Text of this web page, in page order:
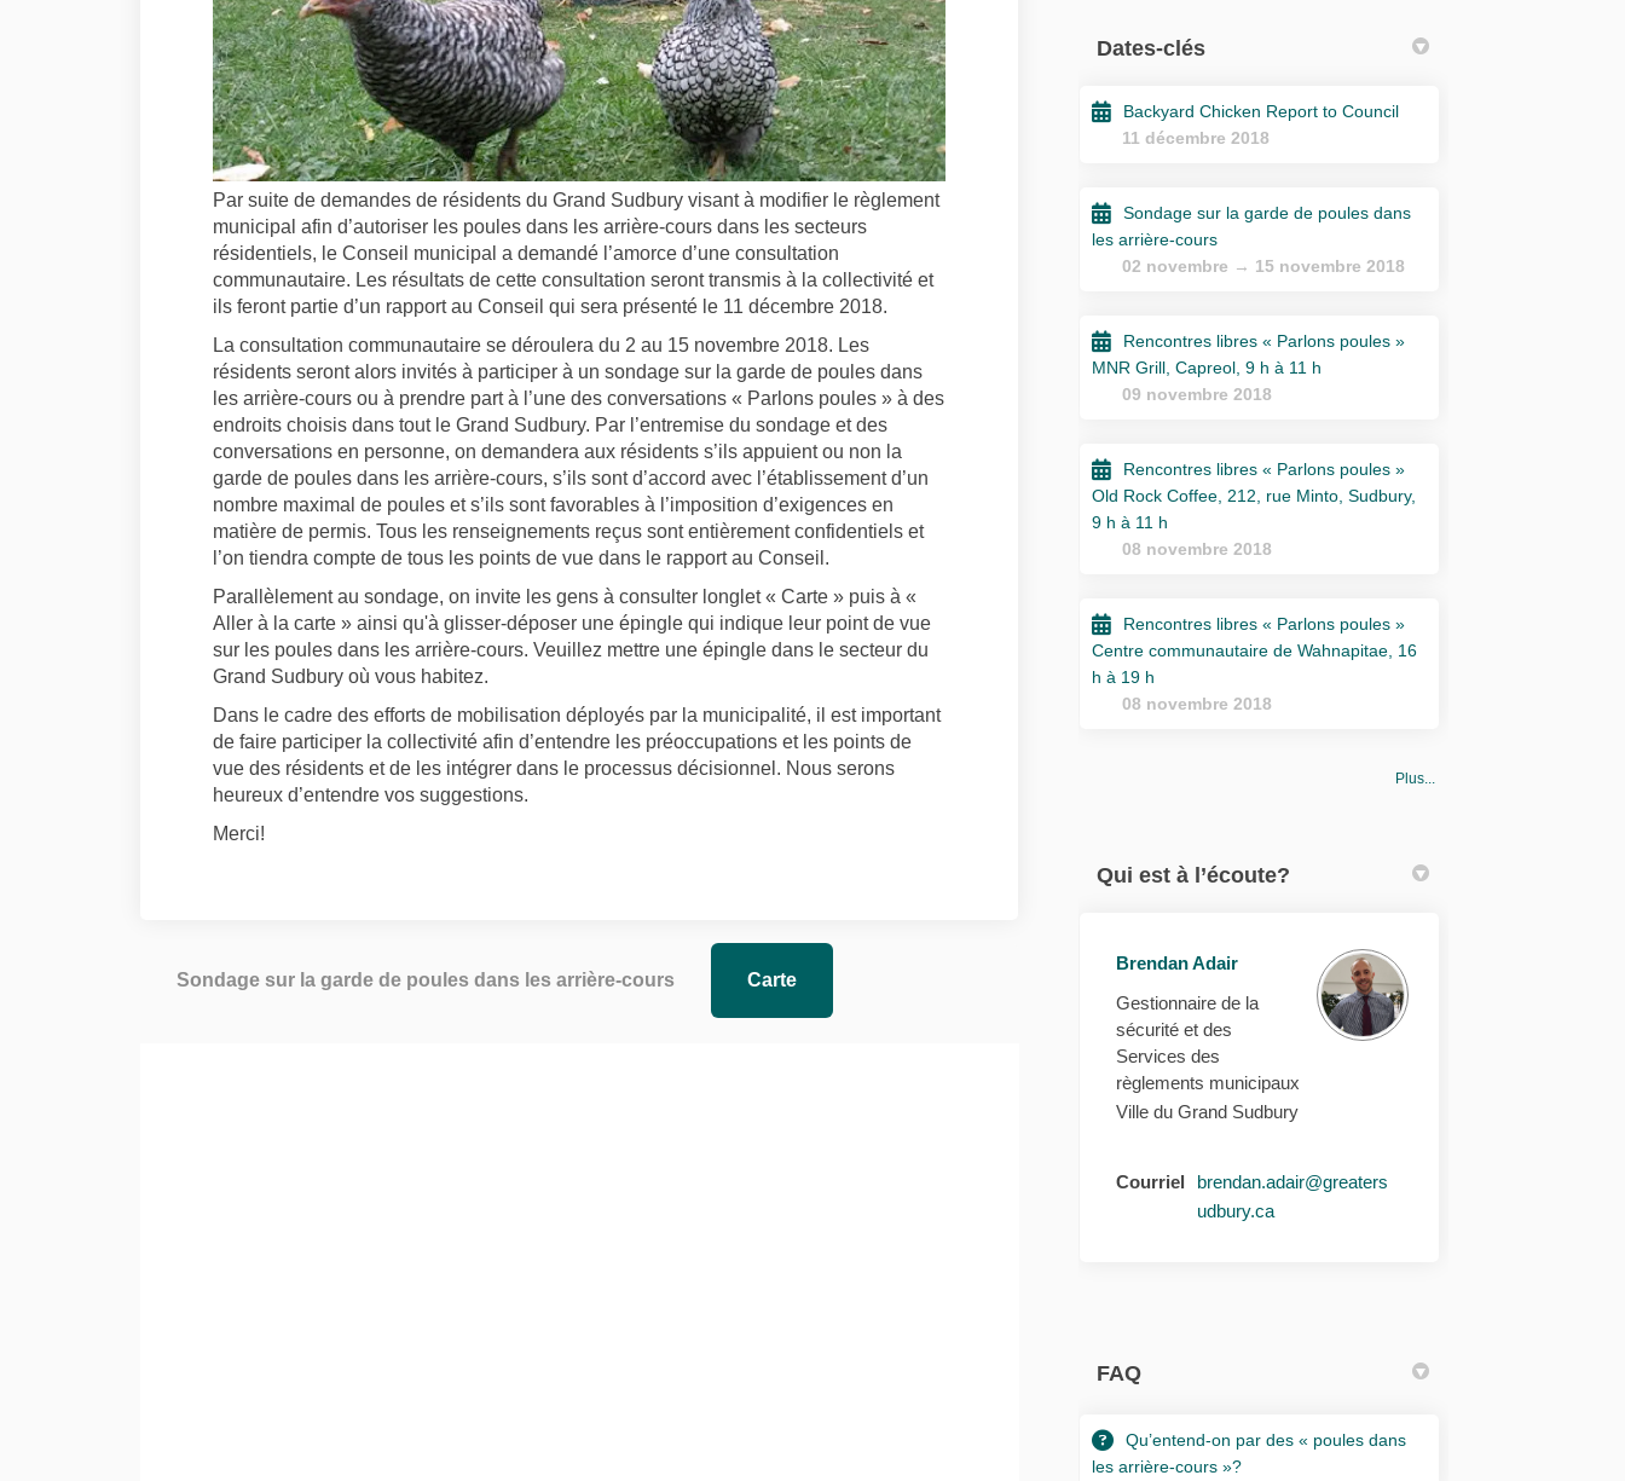
Par suite de demandes de résidents du Grand Sudbury visant à modifier le règlement
municipal afin d’autoriser les poules dans les arrière-cours dans les secteurs
résidentiels, le Conseil municipal a demandé l’amorce d’une consultation
communautaire. Les résultats de cette consultation seront transmis à la collectivité et
ils feront partie d’un rapport au Conseil qui sera présenté le 11 décembre 2018.
La consultation communautaire se déroulera du 2 au 15 novembre 2018. Les
résidents seront alors invités à participer à un sondage sur la garde de poules dans
les arrière-cours ou à prendre part à l’une des conversations « Parlons poules » à des
endroits choisis dans tout le Grand Sudbury. Par l’entremise du sondage et des
conversations en personne, on demandera aux résidents s’ils appuient ou non la
garde de poules dans les arrière-cours, s’ils sont d’accord avec l’établissement d’un
nombre maximal de poules et s’ils sont favorables à l’imposition d’exigences en
matière de permis. Tous les renseignements reçus sont entièrement confidentiels et
l’on tiendra compte de tous les points de vue dans le rapport au Conseil.
Parallèlement au sondage, on invite les gens à consulter longlet « Carte » puis à «
Aller à la carte » ainsi qu'à glisser-déposer une épingle qui indique leur point de vue
sur les poules dans les arrière-cours. Veuillez mettre une épingle dans le secteur du
Grand Sudbury où vous habitez.
Dans le cadre des efforts de mobilisation déployés par la municipalité, il est important
de faire participer la collectivité afin d’entendre les préoccupations et les points de
vue des résidents et de les intégrer dans le processus décisionnel. Nous serons
heureux d’entendre vos suggestions.
Merci!
Sondage sur la garde de poules dans les arrière-cours Carte
Dates-clés
Backyard Chicken Report to Council
11 décembre 2018
Sondage sur la garde de poules dans
les arrière-cours
02 novembre → 15 novembre 2018
Rencontres libres « Parlons poules »
MNR Grill, Capreol, 9 h à 11 h
09 novembre 2018
Rencontres libres « Parlons poules »
Old Rock Coffee, 212, rue Minto, Sudbury,
9 h à 11 h
08 novembre 2018
Rencontres libres « Parlons poules »
Centre communautaire de Wahnapitae, 16
h à 19 h
08 novembre 2018
Plus...
Qui est à l’écoute?
Brendan Adair
Gestionnaire de la
sécurité et des
Services des
règlements municipaux
Ville du Grand Sudbury
Courriel
brendan.adair@greaters
udbury.ca(Liens externes)
FAQ
Qu’entend-on par des « poules dans
les arrière-cours »?